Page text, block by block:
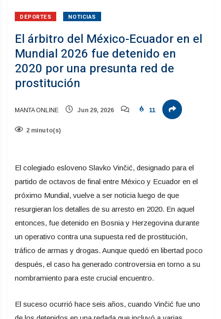
DEPORTES NOTICIAS
El árbitro del México-Ecuador en el
Mundial 2026 fue detenido en
2020 por una presunta red de
prostitución
MANTA ONLINE Jun 29, 2026 11
2 minuto(s)
El colegiado esloveno Slavko Vinčić, designado para el
partido de octavos de final entre México y Ecuador en el
próximo Mundial, vuelve a ser noticia luego de que
resurgieran los detalles de su arresto en 2020. En aquel
entonces, fue detenido en Bosnia y Herzegovina durante
un operativo contra una supuesta red de prostitución,
tráfico de armas y drogas. Aunque quedó en libertad poco
después, el caso ha generado controversia en torno a su
nombramiento para este crucial encuentro.
El suceso ocurrió hace seis años, cuando Vinčić fue uno